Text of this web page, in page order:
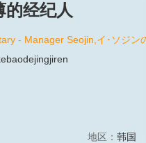
的经纪人
- Manager Seojin,イ･ソジン
地区： 韩国